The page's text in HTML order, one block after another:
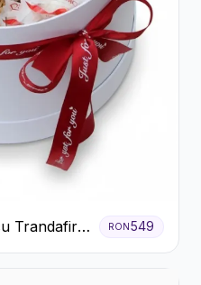
Trandafiri
RON549